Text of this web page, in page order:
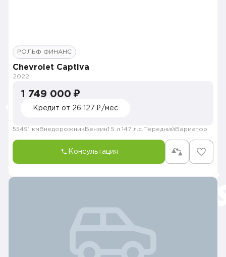
РОЛЬФ ФИНАНС
Chevrolet Captiva
2022
1 749 000 ₽
Кредит от 26 127 ₽/мес
55491 км Внедорожник Бензин1.5 л. 147 л.с. Передний Вариатор
Консультация